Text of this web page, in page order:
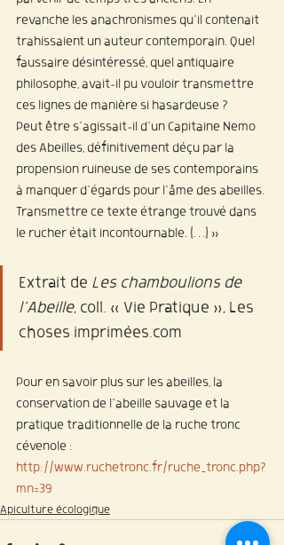
revanche les anachronismes qu’il contenait
trahissaient un auteur contemporain. Quel
faussaire désintéressé, quel antiquaire
philosophe, avait-il pu vouloir transmettre
ces lignes de manière si hasardeuse ?
Peut être s’agissait-il d’un Capitaine Nemo
des Abeilles, définitivement déçu par la
propension ruineuse de ses contemporains
à manquer d’égards pour l’âme des abeilles.
Transmettre ce texte étrange trouvé dans
le rucher était incontournable. (…) »
Extrait de Les chamboulions de
l’Abeille, coll. « Vie Pratique », Les
choses imprimées.com
Pour en savoir plus sur les abeilles, la
conservation de l’abeille sauvage et la
pratique traditionnelle de la ruche tronc
cévenole :
http://www.ruchetronc.fr/ruche_tronc.php?
mn=39
Apiculture écologique